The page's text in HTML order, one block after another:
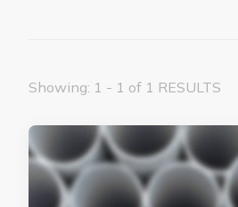
Showing: 1 - 1 of 1 RESULTS